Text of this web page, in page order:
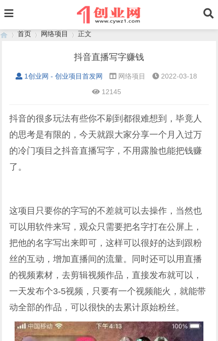
首页
›
网络项目
›
正文
抖音直播写字赚钱
1创业网 - 创业项目首发网 网络项目
2022-03-18
12145
抖音的很多玩法有些你不刷到都很难想到，毕竟人
的思考是有限的，今天就跟大家分享一个月入过万
的冷门项目之抖音直播写字，不用露脸也能把钱赚
了。
这项目只要你的字写的不差就可以去操作，当然也
可以用软件来写，观众只需要把名字打在公屏上，
把他的名字写出来即可，这样可以很好的达到跟粉
丝的互动，增加直播间的流量。同时还可以用直播
的视频素材，去剪辑视频作品，直接发布就可以，
一天发布个3-5视频，只要有一个视频能火，就能带
动全部的作品，可以很快的去累计原始粉丝。